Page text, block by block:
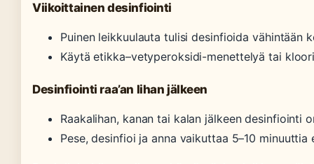
Viikoittainen desinfiointi
Puinen leikkuulauta tulisi desinfioida vähintään
Käytä etikka–vetyperoksidi-menettelyä tai
Desinfiointi raa’an lihan jälkeen
Raakalihan, kanan tai kalan jälkeen desinfiointi
Pese, desinfioi ja anna vaikuttaa 5–10 minuuttia